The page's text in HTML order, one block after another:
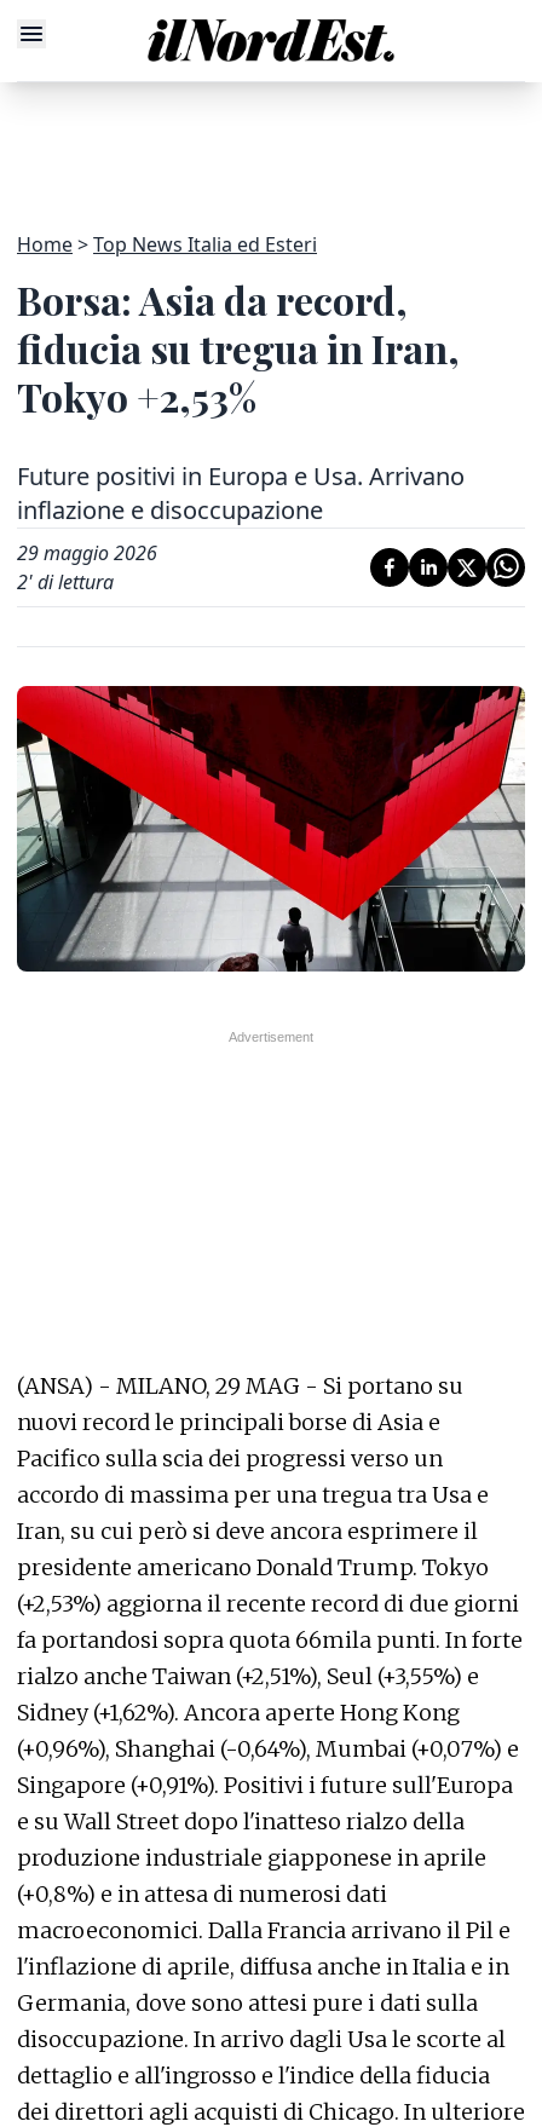
Home Top News Italia ed Esteri
Borsa: Asia da record,
fiducia su tregua in Iran,
Tokyo +2,53%
Future positivi in Europa e Usa. Arrivano
inflazione e disoccupazione
29 maggio 2026
2' di lettura
(ANSA) - MILANO, 29 MAG - Si portano su
nuovi record le principali borse di Asia e
Pacifico sulla scia dei progressi verso un
accordo di massima per una tregua tra Usa e
Iran, su cui però si deve ancora esprimere il
presidente americano Donald Trump. Tokyo
(+2,53%) aggiorna il recente record di due giorni
fa portandosi sopra quota 66mila punti. In forte
rialzo anche Taiwan (+2,51%), Seul (+3,55%) e
Sidney (+1,62%). Ancora aperte Hong Kong
(+0,96%), Shanghai (-0,64%), Mumbai (+0,07%) e
Singapore (+0,91%). Positivi i future sull'Europa
e su Wall Street dopo l'inatteso rialzo della
produzione industriale giapponese in aprile
(+0,8%) e in attesa di numerosi dati
macroeconomici. Dalla Francia arrivano il Pil e
l'inflazione di aprile, diffusa anche in Italia e in
Germania, dove sono attesi pure i dati sulla
disoccupazione. In arrivo dagli Usa le scorte al
dettaglio e all'ingrosso e l'indice della fiducia
dei direttori agli acquisti di Chicago. In ulteriore